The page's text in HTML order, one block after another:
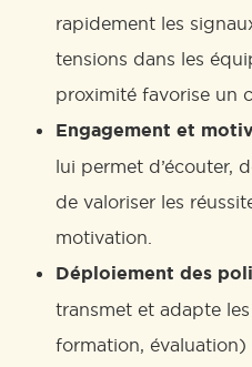
rapidement les
tensions dans les
proximité favorise un
Engagement et
lui permet d’écouter,
de valoriser les
motivation.
Déploiement des
transmet et adapte
formation, évaluation)